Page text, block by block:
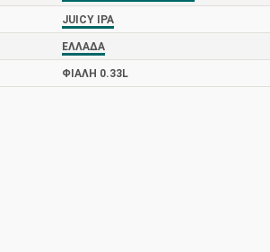
JUICY IPA
ΕΛΛΆΔΑ
ΦΙΆΛΗ 0.33L